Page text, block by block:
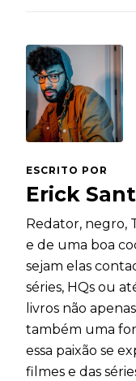
ESCRITO POR
Erick
Redator, negro,
e de uma boa
sejam elas
séries, HQs ou
livros não
também uma
essa paixão se
filmes e das